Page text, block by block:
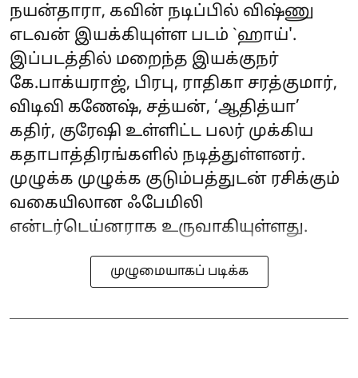
நயன்தாரா, கவின் நடிப்பில் விஷ்ணு
எடவன் இயக்கியுள்ள படம் `ஹாய்'.
இப்படத்தில் மறைந்த இயக்குநர்
கே.பாக்யராஜ், பிரபு, ராதிகா சரத்குமார்,
விடிவி கணேஷ், சத்யன், ‘ஆதித்யா’
கதிர், குரேஷி உள்ளிட்ட பலர் முக்கிய
கதாபாத்திரங்களில் நடித்துள்ளனர்.
முழுக்க முழுக்க குடும்பத்துடன் ரசிக்கும்
வகையிலான ஃபேமிலி
என்டர்டெய்னராக உருவாகியுள்ளது.
முழுமையாகப் படிக்க